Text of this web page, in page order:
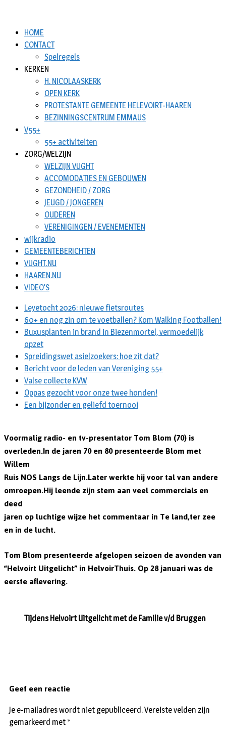
HOME
CONTACT
Spelregels
KERKEN
H. NICOLAASKERK
OPEN KERK
PROTESTANTE GEMEENTE HELEVOIRT-HAAREN
BEZINNINGSCENTRUM EMMAUS
V55+
55+ activiteiten
ZORG/WELZIJN
WELZIJN VUGHT
ACCOMODATIES EN GEBOUWEN
GEZONDHEID / ZORG
JEUGD / JONGEREN
OUDEREN
VERENIGINGEN / EVENEMENTEN
wijkradio
GEMEENTEBERICHTEN
VUGHT.NU
HAAREN.NU
VIDEO’S
Leyetocht 2026: nieuwe fietsroutes
60+ en nog zin om te voetballen? Kom Walking Footballen!
Buxusplanten in brand in Biezenmortel, vermoedelijk
opzet
Spreidingswet asielzoekers: hoe zit dat?
Bericht voor de leden van Vereniging 55+
Valse collecte KVW
Oppas gezocht voor onze twee honden!
Een bijzonder en geliefd toernooi
Voormalig radio- en tv-presentator Tom Blom (70) is
overleden.In de jaren 70 en 80 presenteerde Blom met
Willem
Ruis NOS Langs de Lijn.Later werkte hij voor tal van andere
omroepen.Hij leende zijn stem aan veel commercials en
deed
jaren op luchtige wijze het commentaar in Te land,ter zee
en in de lucht.
Tom Blom presenteerde afgelopen seizoen de avonden van
“Helvoirt Uitgelicht” in HelvoirThuis. Op 28 januari was de
eerste aflevering.
Tijdens Helvoirt Uitgelicht met de Familie v/d Bruggen
Geef een reactie
Je e-mailadres wordt niet gepubliceerd.Vereiste velden zijn
gemarkeerd met *